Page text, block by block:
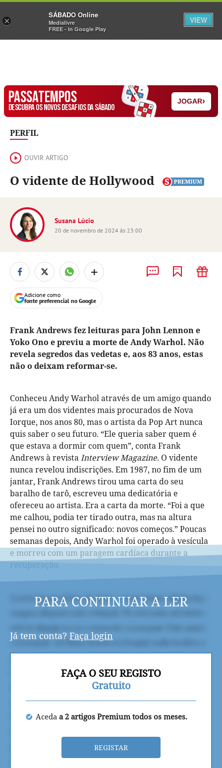
Sábado Assine Iniciar Sessão
PASSATEMPOS
DESCUBRA OS NOVOS DESAFIOS DA SÁBADO
JOGAR›
PERFIL
OUVIR ARTIGO
O vidente de Hollywood
Susana Lúcio
20 de novembro de 2024 às 23:00
+
Adicione como
fonte preferencial no Google
Frank Andrews fez leituras para John Lennon e
Yoko Ono e previu a morte de Andy Warhol. Não
revela segredos das vedetas e, aos 83 anos, estas
não o deixam reformar-se.
Conheceu Andy Warhol através de um amigo quando
já era um dos videntes mais procurados de Nova
Iorque, nos anos 80, mas o artista da Pop Art nunca
quis saber o seu futuro. “Ele queria saber quem é
que estava a dormir com quem”, conta Frank
Andrews à revistaInterview Magazine. O vidente
nunca revelou indiscrições. Em 1987, no fim de um
jantar, Frank Andrews tirou uma carta do seu
baralho de tarô, escreveu uma dedicatória e
ofereceu ao artista. Era a carta da morte. “Foi a que
me calhou, podia ter tirado outra, mas na altura
pensei no outro significado: novos começos.” Poucas
semanas depois, Andy Warhol foi operado à vesícula
e morreu com um paragem cardíaca durante a
recuperação.
PARA CONTINUAR A LER
Já tem conta? Faça login
FAÇA O SEU REGISTO
Gratuito
Aceda a 2 artigos Premium todos os meses.
REGISTAR
×
SÁBADO Online
Medialivre
FREE - In Google Play
VIEW